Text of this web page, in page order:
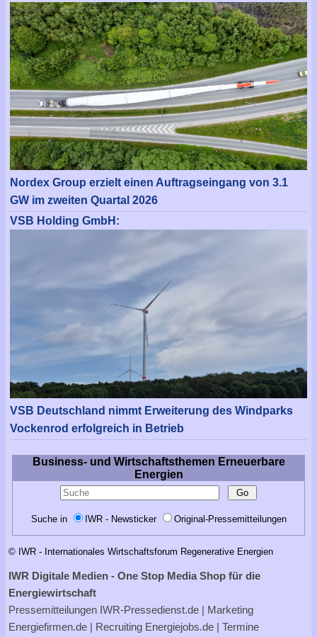
Nordex Group erzielt einen Auftragseingang von 3.1
GW im zweiten Quartal 2026
VSB Holding GmbH:
VSB Deutschland nimmt Erweiterung des Windparks
Vockenrod erfolgreich in Betrieb
Business- und Wirtschaftsthemen Erneuerbare
Energien
Suche in IWR - Newsticker Original-Pressemitteilungen
© IWR - Internationales Wirtschaftsforum Regenerative Energien
IWR Digitale Medien - One Stop Media Shop für die
Energiewirtschaft
Pressemitteilungen IWR-Pressedienst.de | Marketing
Energiefirmen.de | Recruiting Energiejobs.de | Termine